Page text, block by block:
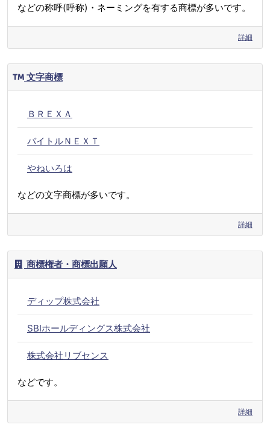
などの称呼(呼称)・ネーミングを有する商標が多いです。
詳細
文字商標
ＢＲＥＸＡ
バイトルＮＥＸＴ
やねいろは
などの文字商標が多いです。
詳細
商標権者・商標出願人
ディップ株式会社
SBIホールディングス株式会社
株式会社リブセンス
などです。
詳細